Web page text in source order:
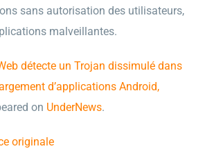
sans autorisation des utilisateurs,
malveillantes.
détecte un Trojan dissimulé dans
d’applications Android,
on UnderNews.
originale